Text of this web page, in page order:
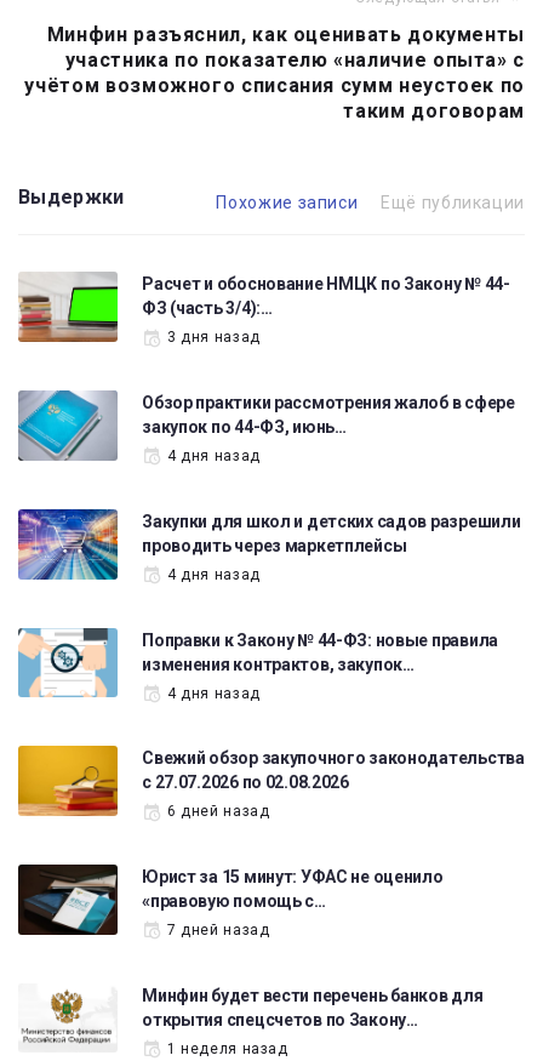
Минфин разъяснил, как оценивать документы
участника по показателю «наличие опыта» с
учётом возможного списания сумм неустоек по
таким договорам
Выдержки Похожие записи Ещё публикации
Расчет и обоснование НМЦК по Закону № 44-
ФЗ (часть 3/4):…
3 дня назад
Обзор практики рассмотрения жалоб в сфере
закупок по 44-ФЗ, июнь…
4 дня назад
Закупки для школ и детских садов разрешили
проводить через маркетплейсы
4 дня назад
Поправки к Закону № 44-ФЗ: новые правила
изменения контрактов, закупок…
4 дня назад
Свежий обзор закупочного законодательства
с 27.07.2026 по 02.08.2026
6 дней назад
Юрист за 15 минут: УФАС не оценило
«правовую помощь с…
7 дней назад
Минфин будет вести перечень банков для
открытия спецсчетов по Закону…
1 неделя назад